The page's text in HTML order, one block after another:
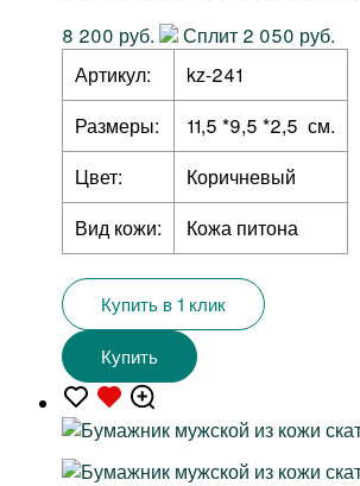
8 200 руб.
Сплит 2 050 руб.
Артикул:
kz-241
Размеры:
11,5 *9,5 *2,5 см.
Цвет:
Коричневый
Вид кожи:
Кожа питона
Купить в 1 клик
Купить